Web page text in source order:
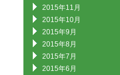
2015年11月
2015年10月
2015年9月
2015年8月
2015年7月
2015年6月